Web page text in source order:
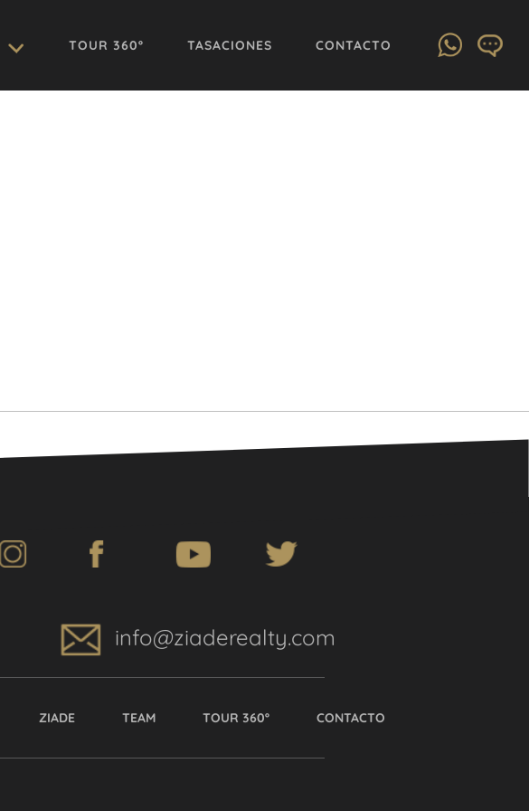
TOUR 360º TASACIONES CONTACTO
info@ziaderealty.com
ZIADE TEAM TOUR 360º CONTACTO